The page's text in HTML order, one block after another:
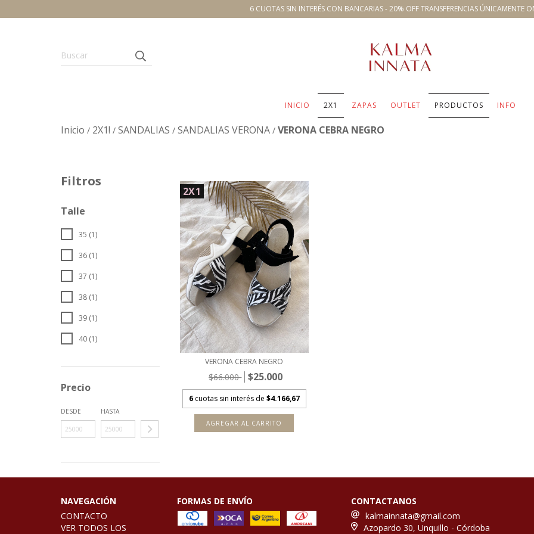
6 CUOTAS SIN INTERÉS CON BANCARIAS - 20% OFF TRANSFERENCIAS ÚNICAMENTE
INICIO 2X1 ZAPAS OUTLET PRODUCTOS INFO
Inicio / 2X1! / SANDALIAS / SANDALIAS VERONA / VERONA CEBRA NEGRO
Filtros
Talle
35 (1)
36 (1)
37 (1)
38 (1)
39 (1)
40 (1)
Precio
DESDE HASTA
2X1
VERONA CEBRA NEGRO
$66.000 $25.000
6 cuotas sin interés de $4.166,67
AGREGAR AL CARRITO
NAVEGACIÓN
CONTACTO
VER TODOS LOS
FORMAS DE ENVÍO
CONTACTANOS
kalmainnata@gmail.com
Azopardo 30, Unquillo - Córdoba